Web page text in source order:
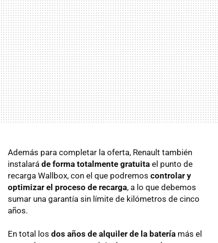
Además para completar la oferta, Renault también
instalará de forma totalmente gratuita el punto de
recarga Wallbox, con el que podremos controlar y
optimizar el proceso de recarga, a lo que debemos
sumar una garantía sin límite de kilómetros de cinco
años.
En total los dos años de alquiler de la batería más el